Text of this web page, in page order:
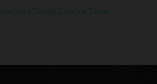
e Tabela Geral de Taxas